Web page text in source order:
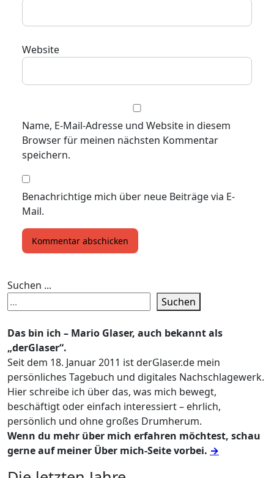
Website
Name, E-Mail-Adresse und Website in diesem
Browser für meinen nächsten Kommentar
speichern.
Benachrichtige mich über neue Beiträge via E-
Mail.
Suchen ...
Suchen
Das bin ich – Mario Glaser, auch bekannt als
„derGlaser“.
Seit dem 18. Januar 2011 ist derGlaser.de mein
persönliches Tagebuch und digitales Nachschlagewerk.
Hier schreibe ich über das, was mich bewegt,
beschäftigt oder einfach interessiert – ehrlich,
persönlich und ohne großes Drumherum.
Wenn du mehr über mich erfahren möchtest, schau
gerne auf meiner Über mich-Seite vorbei. →